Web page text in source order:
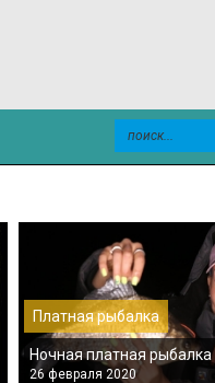
Платная рыбалка
Ночная платная рыбалка
26 февраля 2020